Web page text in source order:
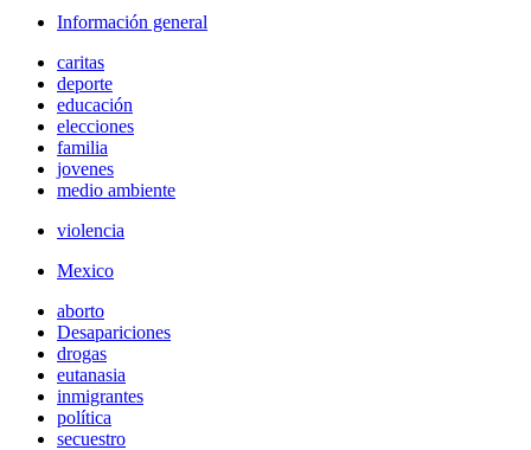
Información general
caritas
deporte
educación
elecciones
familia
jovenes
medio ambiente
violencia
Mexico
aborto
Desapariciones
drogas
eutanasia
inmigrantes
política
secuestro